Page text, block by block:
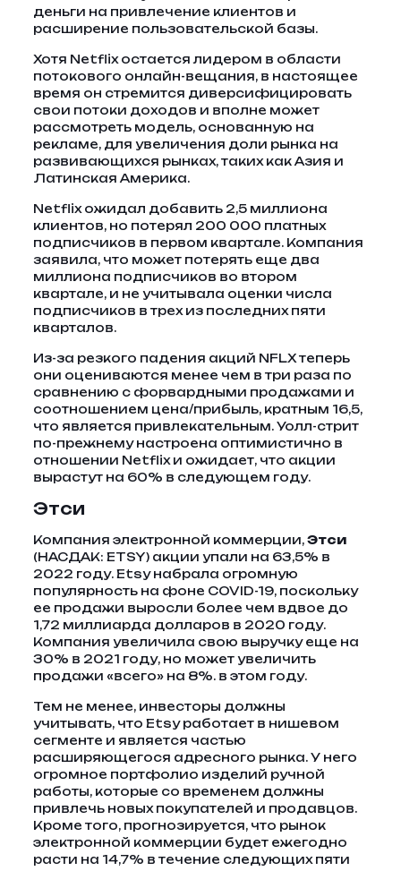
деньги на привлечение клиентов и
расширение пользовательской базы.
Хотя Netflix остается лидером в области
потокового онлайн-вещания, в настоящее
время он стремится диверсифицировать
свои потоки доходов и вполне может
рассмотреть модель, основанную на
рекламе, для увеличения доли рынка на
развивающихся рынках, таких как Азия и
Латинская Америка.
Netflix ожидал добавить 2,5 миллиона
клиентов, но потерял 200 000 платных
подписчиков в первом квартале. Компания
заявила, что может потерять еще два
миллиона подписчиков во втором
квартале, и не учитывала оценки числа
подписчиков в трех из последних пяти
кварталов.
Из-за резкого падения акций NFLX теперь
они оцениваются менее чем в три раза по
сравнению с форвардными продажами и
соотношением цена/прибыль, кратным 16,5,
что является привлекательным. Уолл-стрит
по-прежнему настроена оптимистично в
отношении Netflix и ожидает, что акции
вырастут на 60% в следующем году.
Этси
Компания электронной коммерции,Этси
(НАСДАК: ETSY) акции упали на 63,5% в
2022 году. Etsy набрала огромную
популярность на фоне COVID-19, поскольку
ее продажи выросли более чем вдвое до
1,72 миллиарда долларов в 2020 году.
Компания увеличила свою выручку еще на
30% в 2021 году, но может увеличить
продажи «всего» на 8%. в этом году.
Тем не менее, инвесторы должны
учитывать, что Etsy работает в нишевом
сегменте и является частью
расширяющегося адресного рынка. У него
огромное портфолио изделий ручной
работы, которые со временем должны
привлечь новых покупателей и продавцов.
Кроме того, прогнозируется, что рынок
электронной коммерции будет ежегодно
расти на 14,7% в течение следующих пяти